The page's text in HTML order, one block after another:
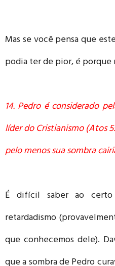
Mas se você pensa que
podia ter de pior, é porque
14. Pedro é considerado
líder do Cristianismo (Atos
pelo menos sua sombra
É difícil saber ao
retardadismo
que conhecemos dele).